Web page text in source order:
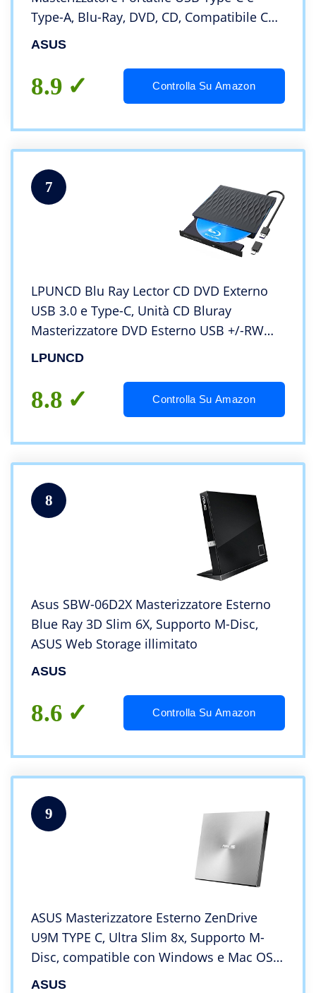
Type-A, Blu-Ray, DVD, CD, Compatibile Con
Windows e Mac, Supporto M-DISC,
Nero
ASUS
8.9 Controlla Su Amazon
7
LPUNCD Blu Ray Lector CD DVD Externo
USB 3.0 e Type-C, Unità CD Bluray
Masterizzatore DVD Esterno USB +/-RW
per Laptop, Desktop, iMac, MacBook,
11/10/XP/8/7/Vista/Linux/MacOS
LPUNCD
8.8 Controlla Su Amazon
8
Asus SBW-06D2X Masterizzatore Esterno
Blue Ray 3D Slim 6X, Supporto M-Disc,
ASUS Web Storage illimitato
ASUS
8.6 Controlla Su Amazon
9
ASUS Masterizzatore Esterno ZenDrive
U9M TYPE C, Ultra Slim 8x, Supporto M-
Disc, compatible con Windows e Mac OS,
colore Silver
ASUS